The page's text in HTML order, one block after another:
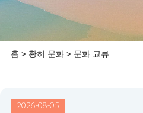
홈 > 황허 문화 > 문화 교류
2026-08-05